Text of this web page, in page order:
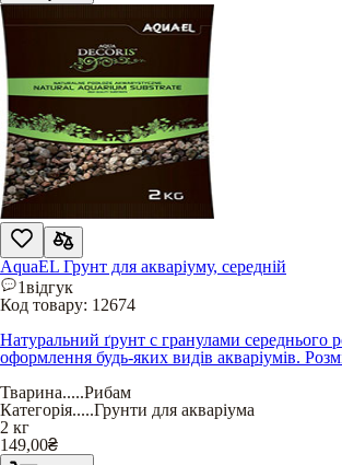
AquaEL Грунт для акваріуму, середній
1відгук
Код товару: 12674
Натуральний ґрунт с гранулами середнього
оформлення будь-яких видів акваріумів.
Тварина.....Рибам
Категорія.....Грунти для акваріума
2 кг
149,00₴